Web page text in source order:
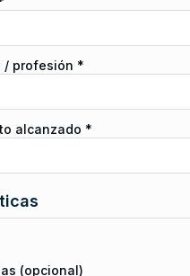
/ profesión *
alcanzado *
(opcional)